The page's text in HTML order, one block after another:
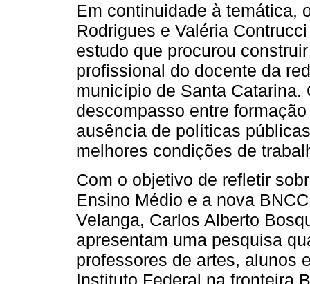
Em continuidade à temática,
Rodrigues e Valéria
estudo que procurou
profissional do docente da
município de Santa Catarina.
descompasso entre
ausência de políticas
melhores condições de
Com o objetivo de refletir
Ensino Médio e a nova
Velanga, Carlos Alberto
apresentam uma pesquisa
professores de artes, alunos
Instituto Federal na fronteira